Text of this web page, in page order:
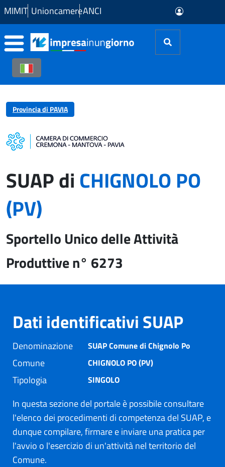
Skip to Main Content
MIMIT UnioncamereANCI
Provincia di PAVIA
SUAP diCHIGNOLO PO
(PV)
Sportello Unico delle Attività
Produttive n° 6273
Dati identificativi SUAP
Denominazione SUAP Comune di Chignolo Po
Comune CHIGNOLO PO (PV)
Tipologia SINGOLO
In questa sezione del portale è possibile consultare
l'elenco dei procedimenti di competenza del SUAP, e
dunque compilare, firmare e inviare una pratica per
l'avvio o l'esercizio di un'attività nel territorio del
Comune.